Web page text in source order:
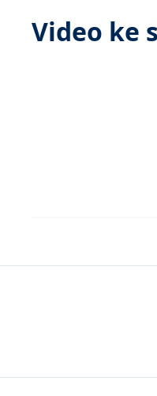
Video ke